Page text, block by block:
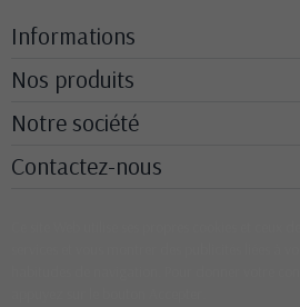
Informations
Nos produits
Notre société
Contactez-nous